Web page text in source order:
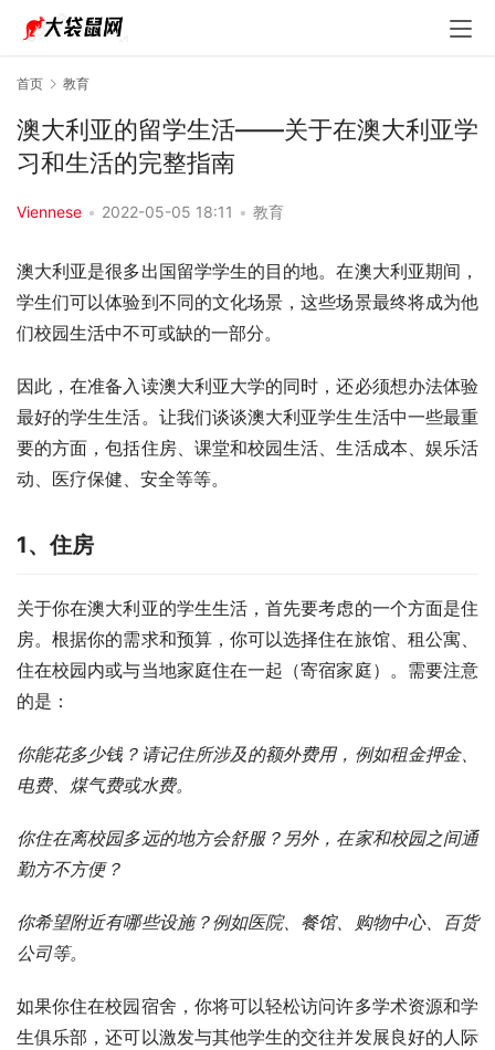
首页 教育
澳大利亚的留学生活——关于在澳大利亚学
习和生活的完整指南
Viennese • 2022-05-05 18:11 • 教育
澳大利亚是很多出国留学学生的目的地。在澳大利亚期间，
学生们可以体验到不同的文化场景，这些场景最终将成为他
们校园生活中不可或缺的一部分。
因此，在准备入读澳大利亚大学的同时，还必须想办法体验
最好的学生生活。让我们谈谈澳大利亚学生生活中一些最重
要的方面，包括住房、课堂和校园生活、生活成本、娱乐活
动、医疗保健、安全等等。
1、住房
关于你在澳大利亚的学生生活，首先要考虑的一个方面是住
房。根据你的需求和预算，你可以选择住在旅馆、租公寓、
住在校园内或与当地家庭住在一起（寄宿家庭）。需要注意
的是：
你能花多少钱？请记住所涉及的额外费用，例如租金押金、
电费、煤气费或水费。
你住在离校园多远的地方会舒服？另外，在家和校园之间通
勤方不方便？
你希望附近有哪些设施？例如医院、餐馆、购物中心、百货
公司等。
如果你住在校园宿舍，你将可以轻松访问许多学术资源和学
生俱乐部，还可以激发与其他学生的交往并发展良好的人际